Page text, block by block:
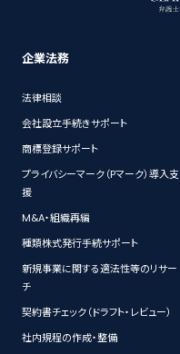
企業法務
法律相談
会社設立手続きサポート
商標登録サポート
プライバシーマーク（Pマーク）導入支
援
M&A・組織再編
種類株式発行手続サポート
新規事業に関する適法性等のリサー
チ
契約書チェック（ドラフト・レビュー）
社内規程の作成・整備